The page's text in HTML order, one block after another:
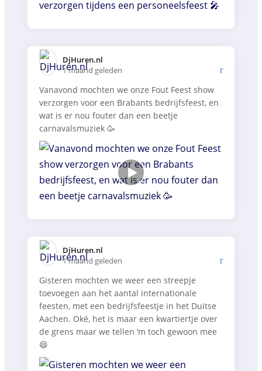
DjHuren.nl️
1 maand geleden
Vanavond mochten we onze Fout Feest show
verzorgen voor een Brabants bedrijfsfeest, en
wat is er nou fouter dan een beetje
carnavalsmuziek 🥳
DjHuren.nl️
1 maand geleden
Gisteren mochten we weer een streepje
toevoegen aan het aantal internationale
feesten, met een bedrijfsfeestje in het Duitse
Aachen. Oké, het is maar een kwartiertje over
de grens maar we tellen ‘m toch gewoon mee
😄